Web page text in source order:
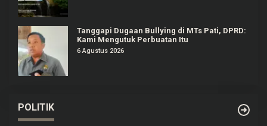
Tanggapi Dugaan Bullying di MTs Pati, DPRD:
Kami Mengutuk Perbuatan Itu
6 Agustus 2026
POLITIK